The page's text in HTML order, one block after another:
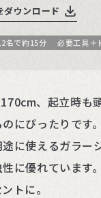
ダウンロード
名で約15分 必要工具＋
、起立時も
にぴったりです
に使えるガラー
に優れています
トに。